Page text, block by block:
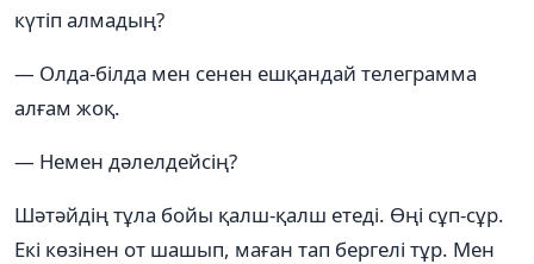
күтіп алмадың?
— Олда-білда мен сенен ешқандай телеграмма
алғам жоқ.
— Немен дәлелдейсің?
Шәтәйдің тұла бойы қалш-қалш етеді. Өңі сұп-сұр.
Екі көзінен от шашып, маған тап бергелі тұр. Мен